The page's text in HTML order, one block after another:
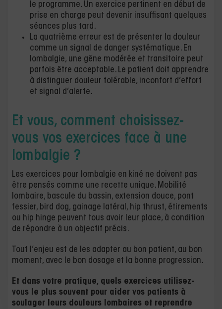
le programme. Un exercice pertinent en début de
prise en charge peut devenir insuffisant quelques
séances plus tard.
La quatrième erreur est de présenter la douleur
comme un signal de danger systématique. En
lombalgie, une gêne modérée et transitoire peut
parfois être acceptable. Le patient doit apprendre
à distinguer douleur tolérable, inconfort d’effort
et signal d’alerte.
Et vous, comment choisissez-
vous vos exercices face à une
lombalgie ?
Les exercices pour lombalgie en kiné ne doivent pas
être pensés comme une recette unique. Mobilité
lombaire, bascule du bassin, extension douce, pont
fessier, bird dog, gainage latéral, hip thrust, étirements
ou hip hinge peuvent tous avoir leur place, à condition
de répondre à un objectif précis.
Tout l’enjeu est de les adapter au bon patient, au bon
moment, avec le bon dosage et la bonne progression.
Et dans votre pratique, quels exercices utilisez-
vous le plus souvent pour aider vos patients à
soulager leurs douleurs lombaires et reprendre